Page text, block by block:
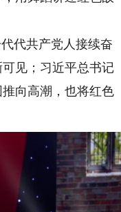
代共产党人接续奋
见；习近平总书记
向高潮，也将红色